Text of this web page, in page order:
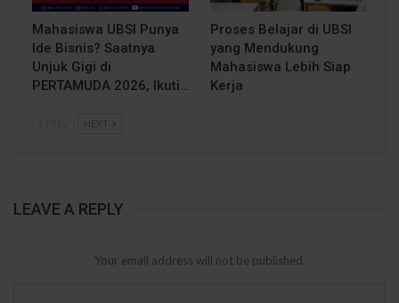
Mahasiswa UBSI Punya
Ide Bisnis? Saatnya
Unjuk Gigi di
PERTAMUDA 2026, Ikuti…
Proses Belajar di UBSI
yang Mendukung
Mahasiswa Lebih Siap
Kerja
NEXT
LEAVE A REPLY
Your email address will not be published.